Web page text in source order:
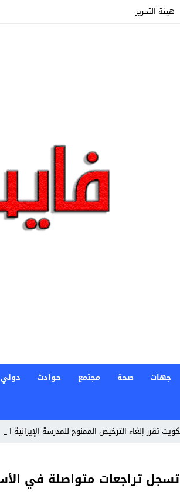
هيئة التحرير
جهات صحة مجتمع حوادث دولي
تقرر إلغاء الترخيص الممنوح للمدرسة الإيرانية
Previous تراجعات متواصلة في